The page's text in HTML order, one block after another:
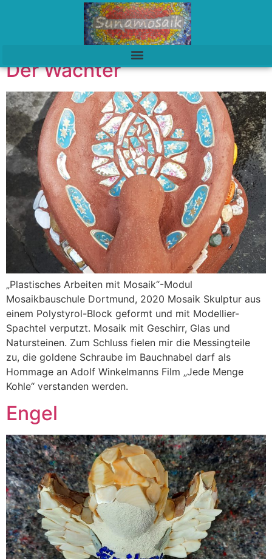
Der Wächter
„Plastisches Arbeiten mit Mosaik“-Modul
Mosaikbauschule Dortmund, 2020 Mosaik Skulptur aus
einem Polystyrol-Block geformt und mit Modellier-
Spachtel verputzt. Mosaik mit Geschirr, Glas und
Natursteinen. Zum Schluss fielen mir die Messingteile
zu, die goldene Schraube im Bauchnabel darf als
Hommage an Adolf Winkelmanns Film „Jede Menge
Kohle“ verstanden werden.
Engel